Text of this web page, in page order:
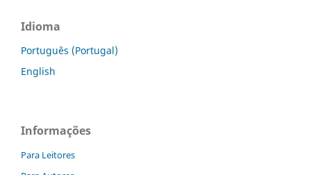
Idioma
Português (Portugal)
English
Informações
Para Leitores